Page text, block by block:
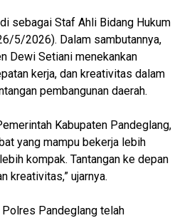
sebagai Staf Ahli Bidang Hukum
5/2026). Dalam sambutannya,
Dewi Setiani menekankan
kerja, dan kreativitas dalam
pembangunan daerah.
Kabupaten Pandeglang,
yang mampu bekerja lebih
kompak. Tantangan ke depan
kreativitas,” ujarnya.
Pandeglang telah